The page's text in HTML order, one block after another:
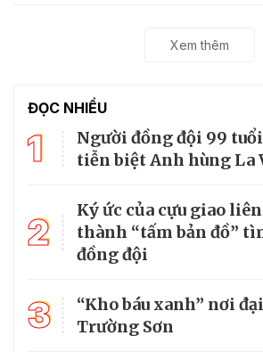
Xem thêm
ĐỌC NHIỀU
1
Người đồng đội 99
tiễn biệt Anh hùng La
2
Ký ức của cựu giao
thành “tấm bản đồ”
đồng đội
3
“Kho báu xanh” nơi
Trường Sơn